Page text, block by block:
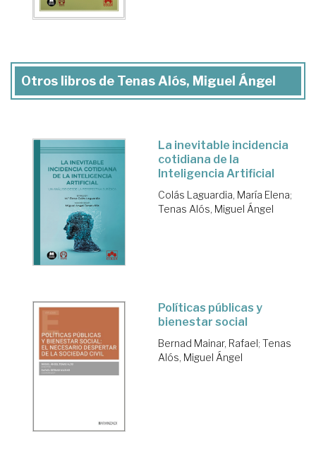
Otros libros de Tenas Alós, Miguel Ángel
La inevitable incidencia
cotidiana de la
Inteligencia Artificial
Colás Laguardia, María Elena;
Tenas Alós, Miguel Ángel
Políticas públicas y
bienestar social
Bernad Mainar, Rafael; Tenas
Alós, Miguel Ángel